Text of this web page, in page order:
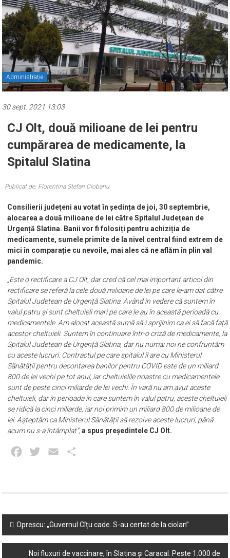
Administrație
30 sept. 2021 13:03
CJ Olt, două milioane de lei pentru
cumpărarea de medicamente, la
Spitalul Slatina
Publicat de: Florentina Ștefan Ciobanu
Consilierii județeni au votat în ședința de joi, 30 septembrie,
alocarea a două milioane de lei către Spitalul Județean de
Urgență Slatina. Banii vor fi folosiți pentru achiziția de
medicamente, sumele primite de la nivel central fiind extrem de
mici în comparație cu nevoile, mai ales că ne aflăm în plin val
pandemic.
„Este o rectificare a CJ Olt, dar cred că cel mai important articol din
rectificare se referă la cele două milioane de lei pe care le-am dat către
Spitalul Județean de Urgență Slatina. Având în vedere că suntem în
valul patru și sunt cheltuieli mari pe care le au în această perioadă cu
medicamentele. Am alocat această sumă să-i sprijinim ca ei să facă față
acestor cheltuieli. Suntem în continuare într-o criză de medicamente, la
Spitalul Județean de Urgență Slatina, dar nu numai noi ne confruntăm
cu aceste lucruri. Contractul pe care spitalul îl are cu Ministerul
Sănătății pentru decontarea banilor pentru COVID este de un miliard
800 de lei vechi pe tot anul, iar cheltuielile noastre cu medicamentele
sunt de peste cinci miliarde de lei vechi. În vară nu am avut aceste
cheltuieli, dar în perioada în care suntem în valul patru, aceste cheltuieli
se ridică la cinci miliarde, iar noi primim un miliard 800 de milioane de
lei. Așteptăm ca Ministerul Sănătății să rezolve aceste lucruri, până
acum nu s-a întâmplat”, a spus președintele CJ Olt.
Facebook
Twitter Email
Post
navigation
Oprescu: „Guvernul Cîțu cade. S-au certat de la ciolan”
Noi fluxuri de vaccinare, în Slatina și Caracal. Peste 1.000 de